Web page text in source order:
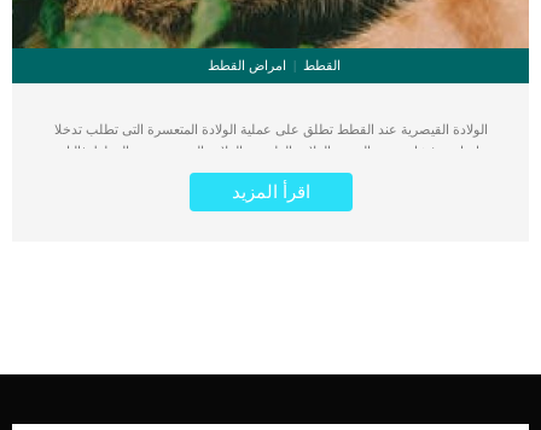
القطط امراض القطط
الولادة القيصرية عند القطط تطلق على عملية الولادة المتعسرة التى تطلب تدخلا
جراحيا بعد فشل خروج الجنين بالولادة الطبيعية. الولادة القيصرية عند القطط غالبا تتم
عند القطط التى تحمل فى سن متأخر او تعانى من اضطرابات فى الرحم. تتم العمليات
القيصرية للقطط فى العيادة البيطرية وفى غرفة عمليات مجهزة. اقرأ ايضا: أعراض
تعسر ولادة القطط وعلاجها تعرف على خطوات عملية الولادة القيصرية عند القطط يتم
اقرأ المزيد